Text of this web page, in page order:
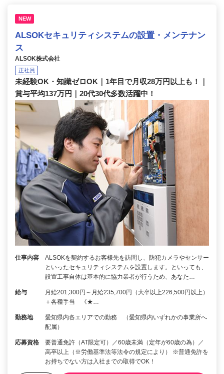
NEW
ALSOKセキュリティシステムの設置・メンテナン
ス
ALSOK株式会社
正社員
未経験OK・知識ゼロOK｜1年目で月収28万円以上も！｜
賞与平均137万円｜20代30代多数活躍中！
仕事内容
ALSOKを契約するお客様先を訪問し、防犯カメラやセンサー
といったセキュリティシステムを設置します。といっても、
設置工事自体は基本的に協力業者が行うため、あなた…
給与
月給201,300円～月給235,700円（大卒以上226,500円以上）
＋各種手当 《★…
勤務地
愛知県内各エリアでの勤務 （愛知県内いずれかの事業所へ
配属）
応募資格
要普通免許（AT限定可）／60歳未満（定年が60歳の為）／
高卒以上（※労働基準法等法令の規定により） ※普通免許を
お持ちでない方は入社までの取得でOK！